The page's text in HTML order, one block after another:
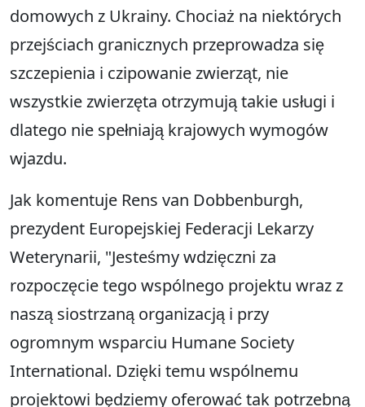
domowych z Ukrainy. Chociaż na niektórych
przejściach granicznych przeprowadza się
szczepienia i czipowanie zwierząt, nie
wszystkie zwierzęta otrzymują takie usługi i
dlatego nie spełniają krajowych wymogów
wjazdu.
Jak komentuje Rens van Dobbenburgh,
prezydent Europejskiej Federacji Lekarzy
Weterynarii, "Jesteśmy wdzięczni za
rozpoczęcie tego wspólnego projektu wraz z
naszą siostrzaną organizacją i przy
ogromnym wsparciu Humane Society
International. Dzięki temu wspólnemu
projektowi będziemy oferować tak potrzebną